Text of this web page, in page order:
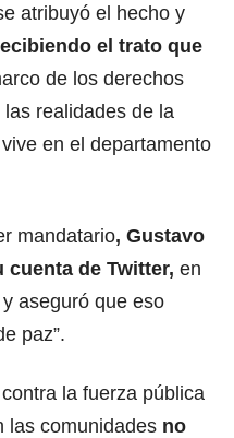
atribuyó el hecho y
el trato que
de los derechos
realidades de la
en el departamento
mandatario, Gustavo
cuenta de Twitter, en
aseguró que eso
paz”.
la fuerza pública
las comunidades no